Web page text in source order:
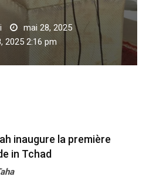
mai 28, 2025
2025 2:16 pm
inaugure la première
in Tchad